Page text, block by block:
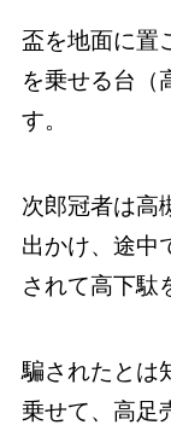
盃を地面に置
を乗せる台（
す。
次郎冠者は高
出かけ、途中
されて高下駄
騙されたとは
乗せて、高足